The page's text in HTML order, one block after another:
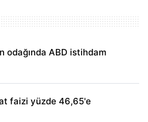
odağında ABD istihdam
faizi yüzde 46,65'e